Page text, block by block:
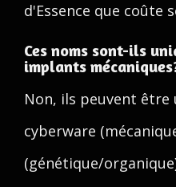
d'Essence que coûte
Ces noms sont-ils
implants
Non, ils peuvent
cyberware
(génétique/